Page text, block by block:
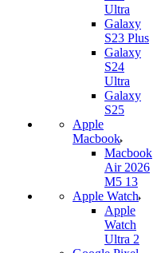
Ultra
Galaxy
S23 Plus
Galaxy
S24
Ultra
Galaxy
S25
Apple
Macbook
Macbook
Air 2026
M5 13
Apple Watch
Apple
Watch
Ultra 2